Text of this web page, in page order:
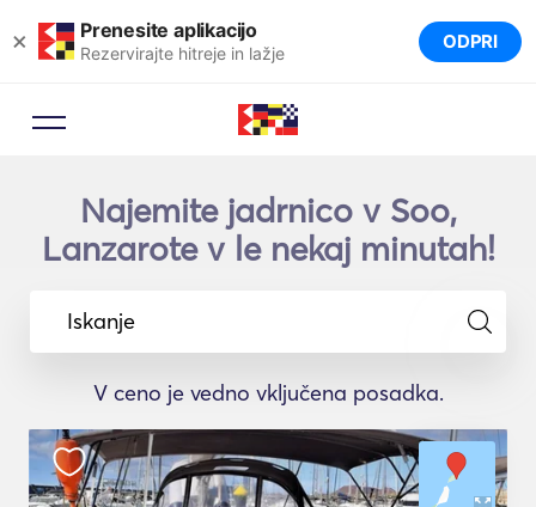
× Prenesite aplikacijo
Rezervirajte hitreje in lažje ODPRI
Najemite jadrnico v Soo,
Lanzarote v le nekaj minutah!
Iskanje
V ceno je vedno vključena posadka.